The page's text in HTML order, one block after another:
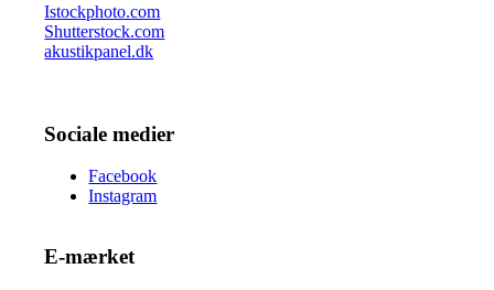
Istockphoto.com
Shutterstock.com
akustikpanel.dk
Sociale medier
Facebook
Instagram
E-mærket